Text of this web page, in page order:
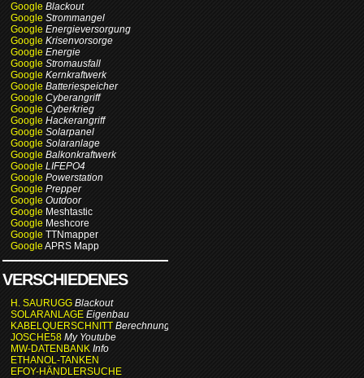
Google Blackout
Google Strommangel
Google Energieversorgung
Google Krisenvorsorge
Google Energie
Google Stromausfall
Google Kernkraftwerk
Google Batteriespeicher
Google Cyberangriff
Google Cyberkrieg
Google Hackerangriff
Google Solarpanel
Google Solaranlage
Google Balkonkraftwerk
Google LIFEPO4
Google Powerstation
Google Prepper
Google Outdoor
Google Meshtastic
Google Meshcore
Google TTNmapper
Google APRS Mapp
VERSCHIEDENES
H. SAURUGG Blackout
SOLARANLAGE Eigenbau
KABELQUERSCHNITT Berechnung
JOSCHE58 My Youtube
MW-DATENBANK Info
ETHANOL-TANKEN
EFOY-HÄNDLERSUCHE